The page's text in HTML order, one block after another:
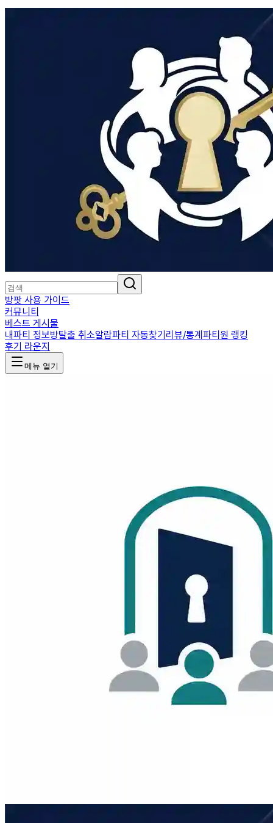
방팟 사용 가이드
커뮤니티
베스트 게시물
내파티 정보방탈출 취소알람파티 자동찾기리뷰/통계파티원 랭킹
후기 라운지
메뉴 열기